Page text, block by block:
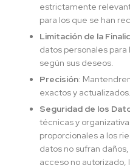
estrictamente
para los que se han
Limitación de la
datos personales
según sus deseos.
Precisión:
exactos y actualizados.
Seguridad de los
técnicas y
proporcionales a los
datos no sufran
acceso no